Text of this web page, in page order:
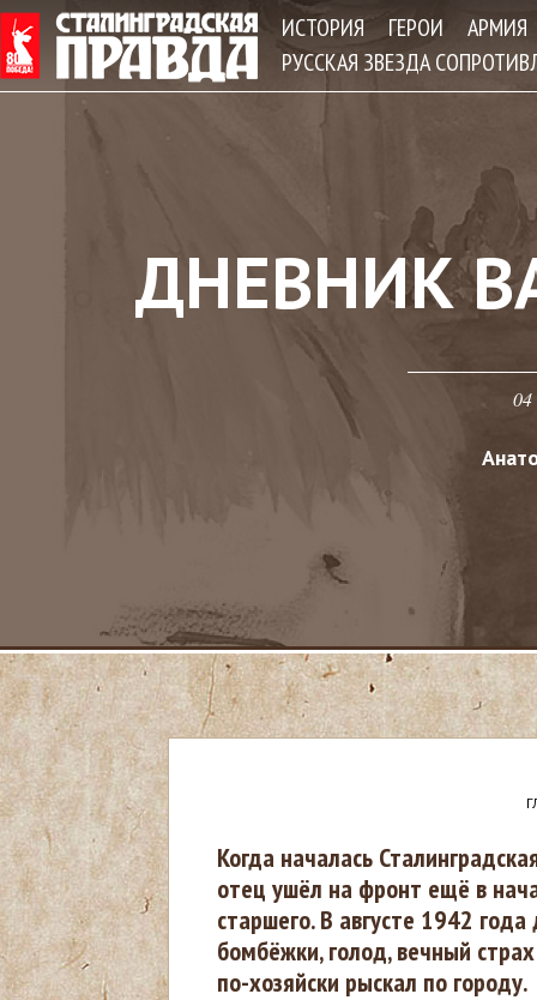
ИСТОРИЯ ГЕРОИ
АРМИЯ
РУССКАЯ ЗВЕЗДА
ДНЕВНИК
04
В
ы
з
Когда началась
отец ушёл на фронт ещё в
старшего. В августе 1942
бомбёжки, голод, вечный
по-хозяйски рыскал по городу.